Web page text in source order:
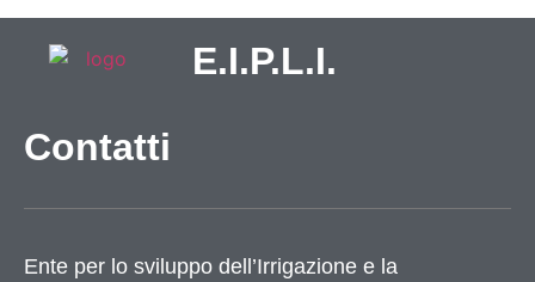
E.I.P.L.I.
Contatti
Ente per lo sviluppo dell’Irrigazione e la